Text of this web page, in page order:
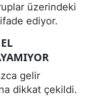
üzerindeki
ifade ediyor.
gelir
dikkat çekildi.